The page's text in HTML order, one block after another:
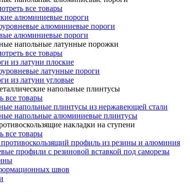
все товары
алюминиевые пороги
алюминиевые пороги
алюминиевые пороги
напольные латунные порожки
все товары
из латуни плоские
латунные пороги
из латуни угловые
напольные плинтусы
все товары
напольные плинтусы из нержавеющей стали
напольные алюминиевые плинтусы
накладки на ступени
все товары
профиль из резины и алюминия
профили с резиновой вставкой под саморезы
швов